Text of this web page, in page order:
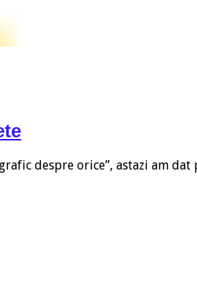
despre orice”, astazi am